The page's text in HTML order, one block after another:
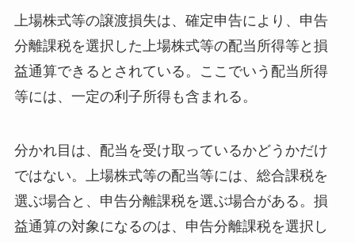
上場株式等の譲渡損失は、確定申告により、申告
分離課税を選択した上場株式等の配当所得等と損
益通算できるとされている。ここでいう配当所得
等には、一定の利子所得も含まれる。
分かれ目は、配当を受け取っているかどうかだけ
ではない。上場株式等の配当等には、総合課税を
選ぶ場合と、申告分離課税を選ぶ場合がある。損
益通算の対象になるのは、申告分離課税を選択し